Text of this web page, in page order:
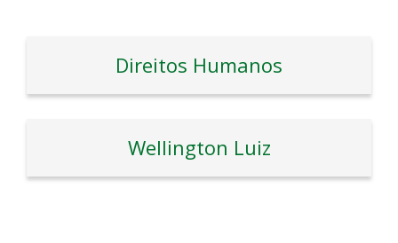
Direitos Humanos
Wellington Luiz